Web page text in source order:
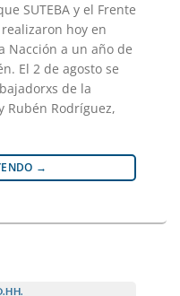
SUTEBA y el Frente
hoy en
Nacción a un año de
El 2 de agosto se
de la
Rubén Rodríguez,
→